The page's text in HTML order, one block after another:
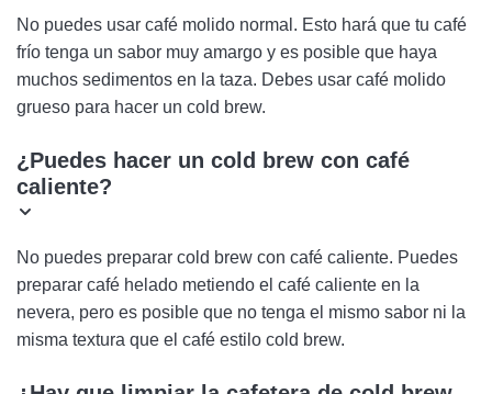
No puedes usar café molido normal. Esto hará que tu café
frío tenga un sabor muy amargo y es posible que haya
muchos sedimentos en la taza. Debes usar café molido
grueso para hacer un cold brew.
¿Puedes hacer un cold brew con café
caliente?
No puedes preparar cold brew con café caliente. Puedes
preparar café helado metiendo el café caliente en la
nevera, pero es posible que no tenga el mismo sabor ni la
misma textura que el café estilo cold brew.